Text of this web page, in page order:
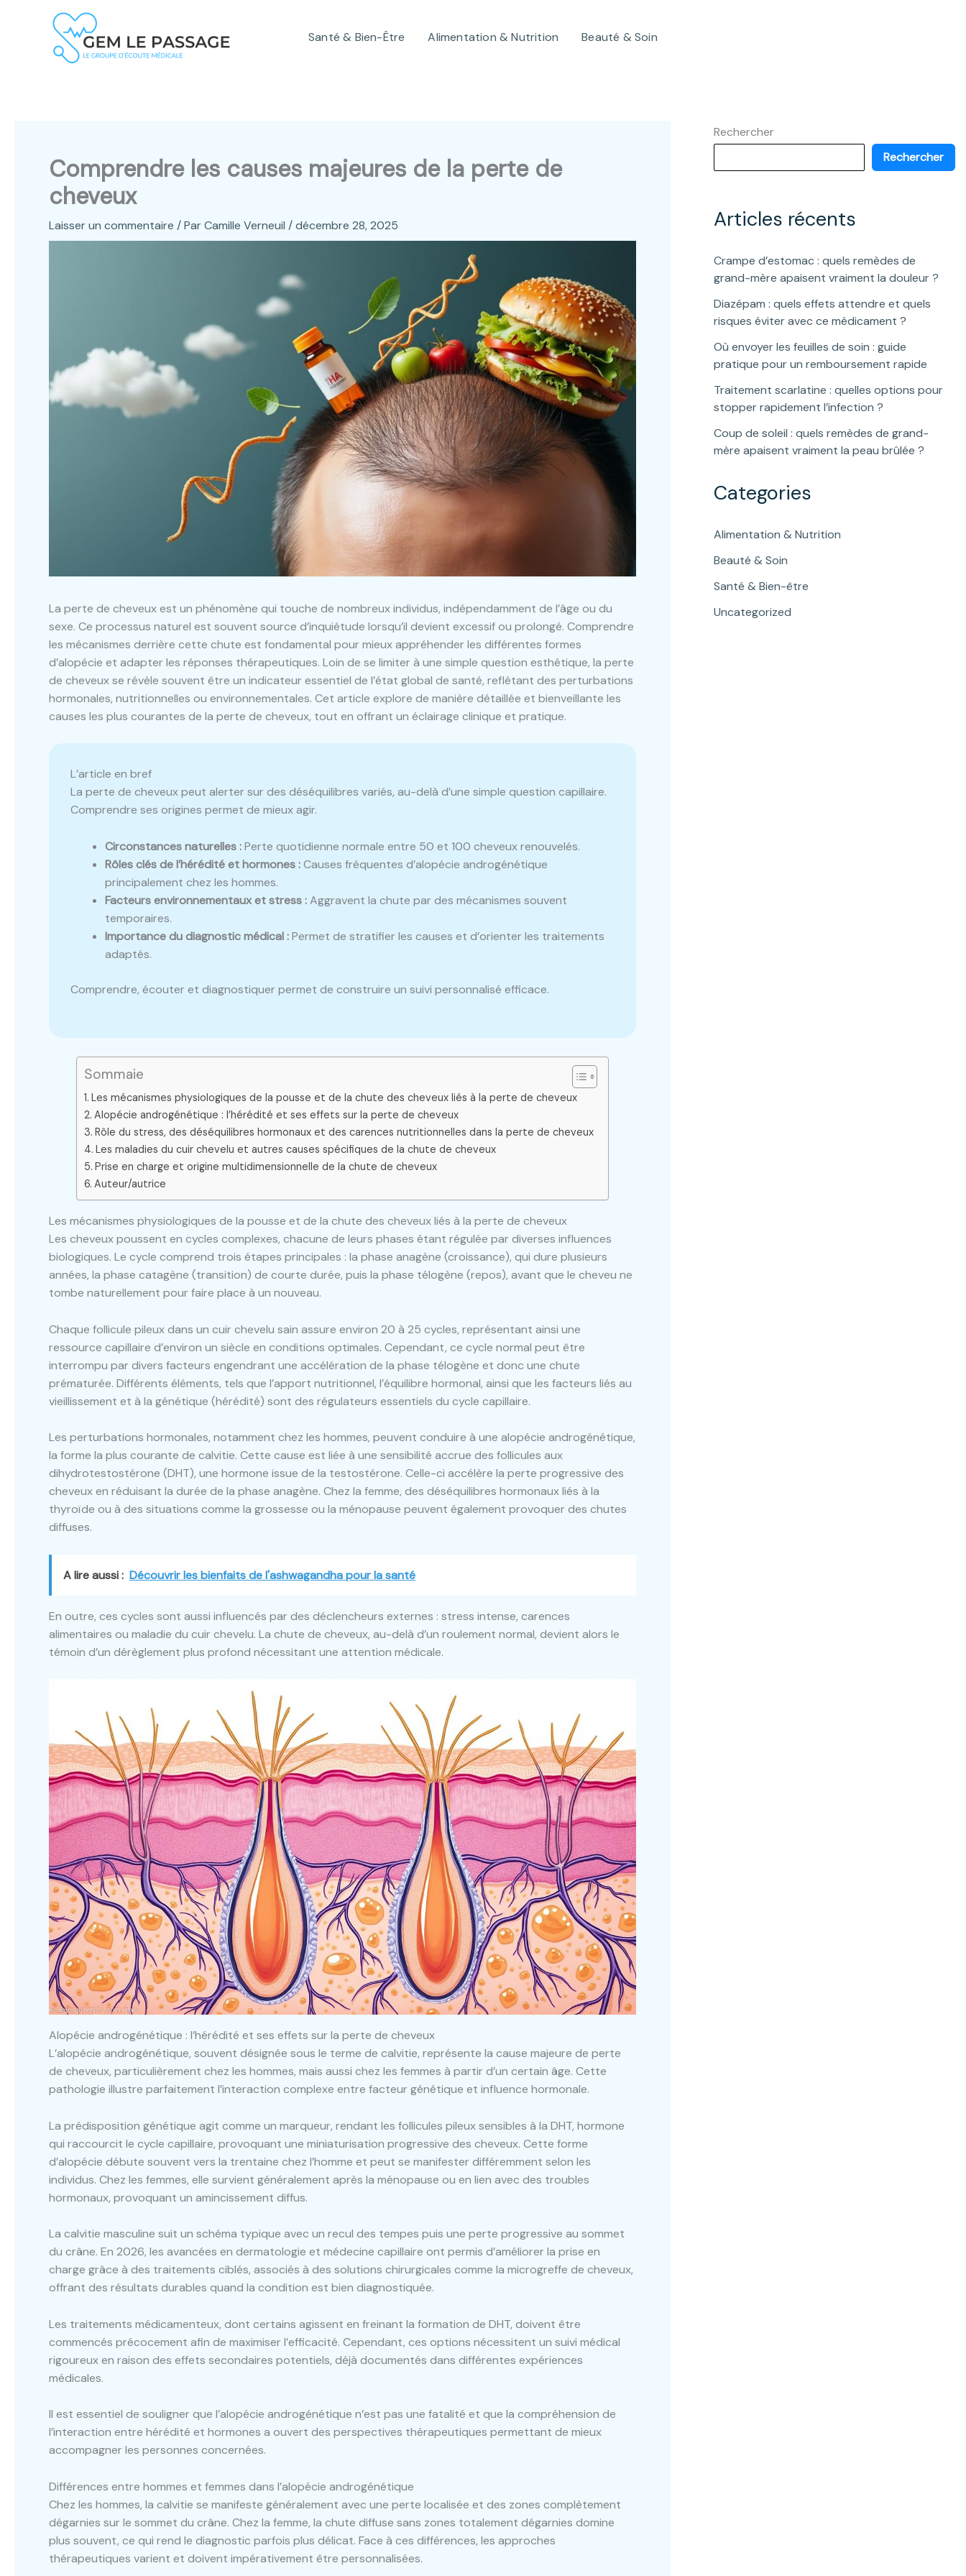
Santé & Bien-Être Alimentation & Nutrition Beauté & Soin
Comprendre les causes majeures de la perte de
cheveux
Laisser un commentaire / ParCamille Verneuil /décembre 28, 2025
La perte de cheveux est un phénomène qui touche de nombreux individus, indépendamment de l’âge ou du
sexe. Ce processus naturel est souvent source d’inquiétude lorsqu’il devient excessif ou prolongé. Comprendre
les mécanismes derrière cette chute est fondamental pour mieux appréhender les différentes formes
d’alopécie et adapter les réponses thérapeutiques. Loin de se limiter à une simple question esthétique, la perte
de cheveux se révèle souvent être un indicateur essentiel de l’état global de santé, reflétant des perturbations
hormonales, nutritionnelles ou environnementales. Cet article explore de manière détaillée et bienveillante les
causes les plus courantes de la perte de cheveux, tout en offrant un éclairage clinique et pratique.
L’article en bref
La perte de cheveux peut alerter sur des déséquilibres variés, au-delà d’une simple question capillaire.
Comprendre ses origines permet de mieux agir.
Circonstances naturelles :Perte quotidienne normale entre 50 et 100 cheveux renouvelés.
Rôles clés de l’hérédité et hormones :Causes fréquentes d’alopécie androgénétique
principalement chez les hommes.
Facteurs environnementaux et stress :Aggravent la chute par des mécanismes souvent
temporaires.
Importance du diagnostic médical :Permet de stratifier les causes et d’orienter les traitements
adaptés.
Comprendre, écouter et diagnostiquer permet de construire un suivi personnalisé efficace.
Sommaie
Les mécanismes physiologiques de la pousse et de la chute des cheveux liés à la perte de cheveux
Alopécie androgénétique : l’hérédité et ses effets sur la perte de cheveux
Rôle du stress, des déséquilibres hormonaux et des carences nutritionnelles dans la perte de cheveux
Les maladies du cuir chevelu et autres causes spécifiques de la chute de cheveux
Prise en charge et origine multidimensionnelle de la chute de cheveux
Auteur/autrice
Les mécanismes physiologiques de la pousse et de la chute des cheveux liés à la perte de cheveux
Les cheveux poussent en cycles complexes, chacune de leurs phases étant régulée par diverses influences
biologiques. Le cycle comprend trois étapes principales : la phase anagène (croissance), qui dure plusieurs
années, la phase catagène (transition) de courte durée, puis la phase télogène (repos), avant que le cheveu ne
tombe naturellement pour faire place à un nouveau.
Chaque follicule pileux dans un cuir chevelu sain assure environ 20 à 25 cycles, représentant ainsi une
ressource capillaire d’environ un siècle en conditions optimales. Cependant, ce cycle normal peut être
interrompu par divers facteurs engendrant une accélération de la phase télogène et donc une chute
prématurée. Différents éléments, tels que l’apport nutritionnel, l’équilibre hormonal, ainsi que les facteurs liés au
vieillissement et à la génétique (hérédité) sont des régulateurs essentiels du cycle capillaire.
Les perturbations hormonales, notamment chez les hommes, peuvent conduire à une alopécie androgénétique,
la forme la plus courante de calvitie. Cette cause est liée à une sensibilité accrue des follicules aux
dihydrotestostérone (DHT), une hormone issue de la testostérone. Celle-ci accélère la perte progressive des
cheveux en réduisant la durée de la phase anagène. Chez la femme, des déséquilibres hormonaux liés à la
thyroïde ou à des situations comme la grossesse ou la ménopause peuvent également provoquer des chutes
diffuses.
A lire aussi : Découvrir les bienfaits de l'ashwagandha pour la santé
En outre, ces cycles sont aussi influencés par des déclencheurs externes : stress intense, carences
alimentaires ou maladie du cuir chevelu. La chute de cheveux, au-delà d’un roulement normal, devient alors le
témoin d’un dérèglement plus profond nécessitant une attention médicale.
Alopécie androgénétique : l’hérédité et ses effets sur la perte de cheveux
L’alopécie androgénétique, souvent désignée sous le terme de calvitie, représente la cause majeure de perte
de cheveux, particulièrement chez les hommes, mais aussi chez les femmes à partir d’un certain âge. Cette
pathologie illustre parfaitement l’interaction complexe entre facteur génétique et influence hormonale.
La prédisposition génétique agit comme un marqueur, rendant les follicules pileux sensibles à la DHT, hormone
qui raccourcit le cycle capillaire, provoquant une miniaturisation progressive des cheveux. Cette forme
d’alopécie débute souvent vers la trentaine chez l’homme et peut se manifester différemment selon les
individus. Chez les femmes, elle survient généralement après la ménopause ou en lien avec des troubles
hormonaux, provoquant un amincissement diffus.
La calvitie masculine suit un schéma typique avec un recul des tempes puis une perte progressive au sommet
du crâne. En 2026, les avancées en dermatologie et médecine capillaire ont permis d’améliorer la prise en
charge grâce à des traitements ciblés, associés à des solutions chirurgicales comme la microgreffe de cheveux,
offrant des résultats durables quand la condition est bien diagnostiquée.
Les traitements médicamenteux, dont certains agissent en freinant la formation de DHT, doivent être
commencés précocement afin de maximiser l’efficacité. Cependant, ces options nécessitent un suivi médical
rigoureux en raison des effets secondaires potentiels, déjà documentés dans différentes expériences
médicales.
Il est essentiel de souligner que l’alopécie androgénétique n’est pas une fatalité et que la compréhension de
l’interaction entre hérédité et hormones a ouvert des perspectives thérapeutiques permettant de mieux
accompagner les personnes concernées.
Différences entre hommes et femmes dans l’alopécie androgénétique
Chez les hommes, la calvitie se manifeste généralement avec une perte localisée et des zones complètement
dégar­nies sur le sommet du crâne. Chez la femme, la chute diffuse sans zones totalement dégarnies domine
plus souvent, ce qui rend le diagnostic parfois plus délicat. Face à ces différences, les approches
thérapeutiques varient et doivent impérativement être personnalisées.
Rechercher
Rechercher
Articles récents
Crampe d’estomac : quels remèdes de
grand-mère apaisent vraiment la douleur ?
Diazépam : quels effets attendre et quels
risques éviter avec ce médicament ?
Où envoyer les feuilles de soin : guide
pratique pour un remboursement rapide
Traitement scarlatine : quelles options pour
stopper rapidement l’infection ?
Coup de soleil : quels remèdes de grand-
mère apaisent vraiment la peau brûlée ?
Categories
Alimentation & Nutrition
Beauté & Soin
Santé & Bien-être
Uncategorized